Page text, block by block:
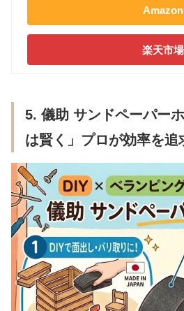
Amazon
楽天市場
5. 儀助 サンドペーパー
は賢く」プロが効率を追